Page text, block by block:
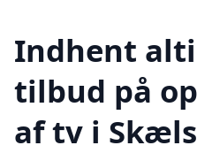
Indhent
tilbud på
af tv i